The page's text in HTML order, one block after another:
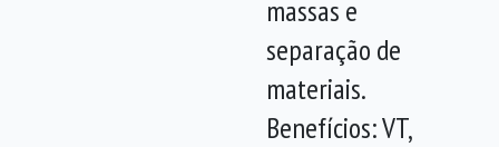
massas e
separação de
materiais.
Benefícios: VT,